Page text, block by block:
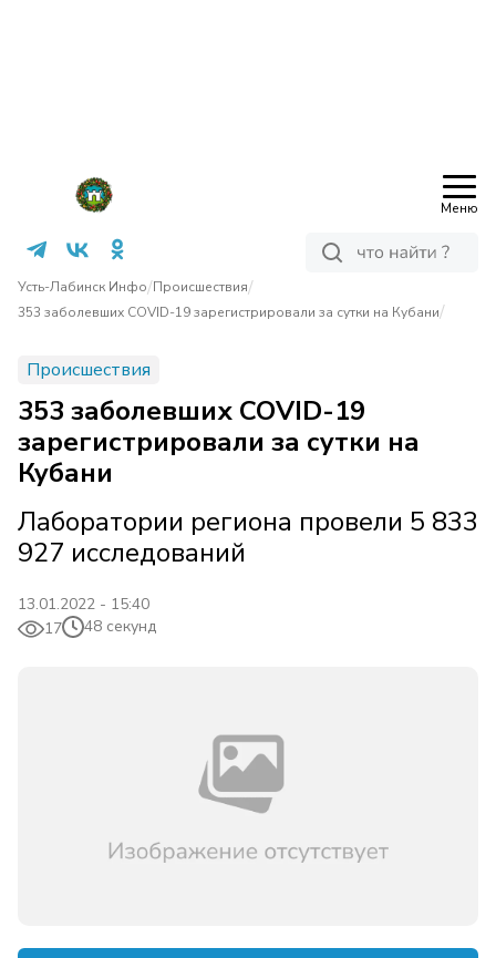
Меню
Усть-Лабинск Инфо/Происшествия/
353 заболевших COVID-19 зарегистрировали за сутки на Кубани/
Происшествия
353 заболевших COVID-19
зарегистрировали за сутки на
Кубани
Лаборатории региона провели 5 833
927 исследований
13.01.2022 - 15:40
17
48 секунд